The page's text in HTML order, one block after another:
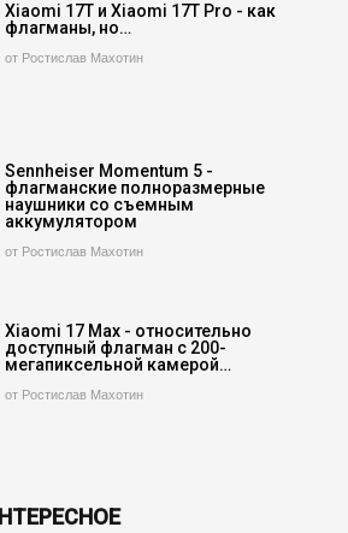
Xiaomi 17T и Xiaomi 17T Pro - как
флагманы, но…
от Ростислав Махотин
Sennheiser Momentum 5 -
флагманские полноразмерные
наушники со съемным
аккумулятором
от Ростислав Махотин
Xiaomi 17 Max - относительно
доступный флагман с 200-
мегапиксельной камерой…
от Ростислав Махотин